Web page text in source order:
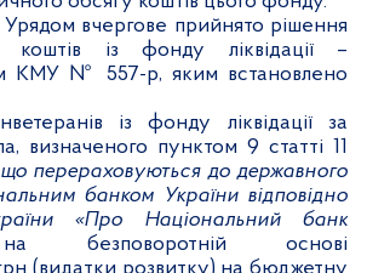
вчергове прийнято рішення
коштів із фонду ліквідації –
КМУ № 557-р, яким встановлено
із фонду ліквідації за
визначеного пунктом 9 статті 11
перераховуються до державного
банком України відповідно
«Про Національний банк
основі